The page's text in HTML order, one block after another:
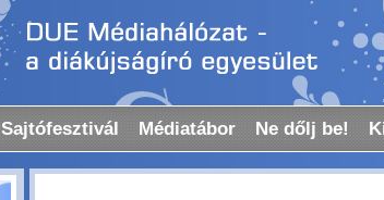
Sajtófesztivál Médiatábor Ne dőlj be!